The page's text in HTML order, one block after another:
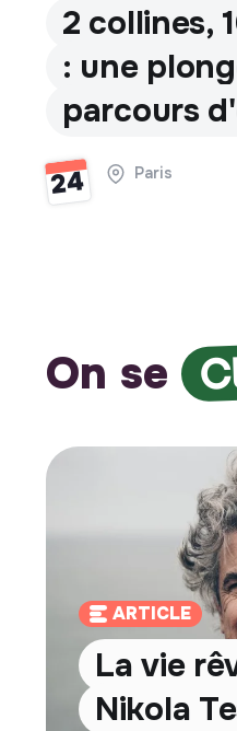
2 collines,
: une
parcours
24 Paris
On se
ARTICLE
La vie
Nikola